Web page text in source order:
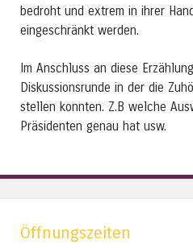
bedroht und extrem in ihrer
eingeschränkt werden.
Im Anschluss an diese
Diskussionsrunde in der die
stellen konnten. Z.B welche
Präsidenten genau hat usw.
Öffnungszeiten